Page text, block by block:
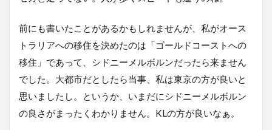
前にも書いたことがあるかもしれませんが、私がオース
トラリアへの移住を決めたのは「ゴールドコーストへの
移住」であって、シドニーメルボルンだったら来ません
でした。大都市だとしたら当事、私は東京の方が良いと
思いましたし。というか、いまだにシドニーメルボルン
の良さがまったくわかりません。KLの方が良いなぁ。